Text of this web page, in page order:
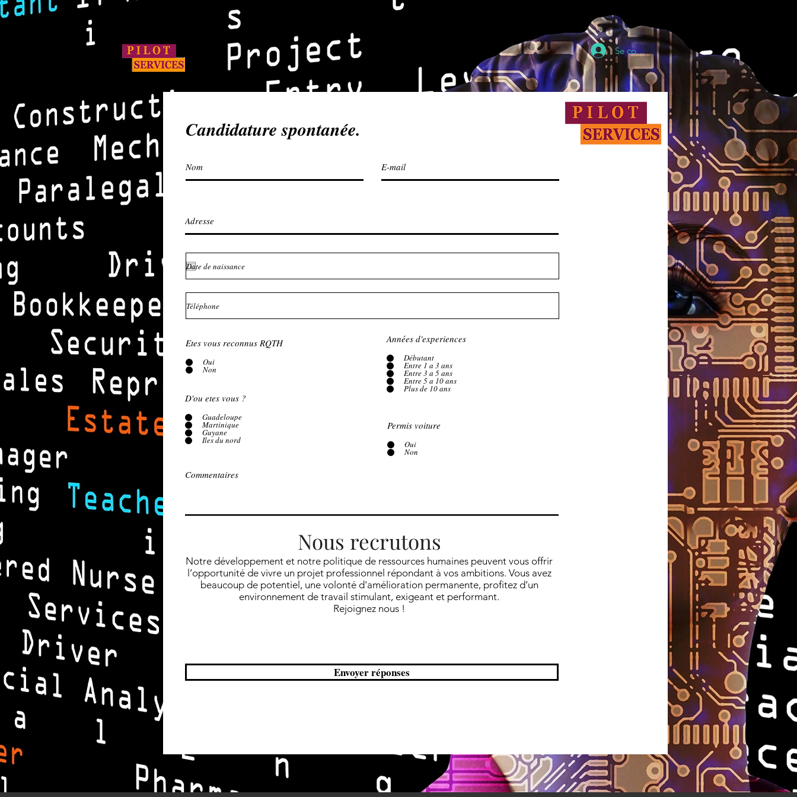
Accueil Candidats
Se connecter
Candidature spontanée.
Etes vous reconnus RQTH
Oui
Non
D'ou etes vous ?
Guadeloupe
Martinique
Guyane
Iles du nord
Années d'experiences
Débutant
Entre 1 a 3 ans
Entre 3 a 5 ans
Entre 5 a 10 ans
Plus de 10 ans
Permis voiture
Oui
Non
Nous recrutons
Notre développement et notre politique de ressources humaines peuvent vous offrir
l’opportunité de vivre un projet professionnel répondant à vos ambitions. Vous avez
beaucoup de potentiel, une volonté d'amélioration permanente, profitez d’un
environnement de travail stimulant, exigeant et performant.
Rejoignez nous !
Envoyer réponses